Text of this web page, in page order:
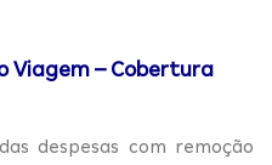
Viagem – Cobertura
despesas com remoção